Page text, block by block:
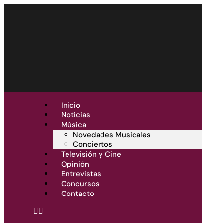
Inicio
Noticias
Música
Novedades Musicales
Conciertos
Televisión y Cine
Opinión
Entrevistas
Concursos
Contacto